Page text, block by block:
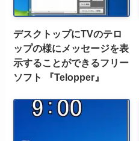
デスクトップにTVのテロ
ップの様にメッセージを表
示することができるフリー
ソフト 『Telopper』